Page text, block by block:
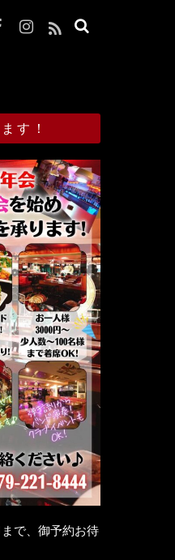
す！
で、御予約お待